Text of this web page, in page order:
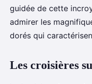
guidée de cette
admirer les
dorés qui
Les croisières